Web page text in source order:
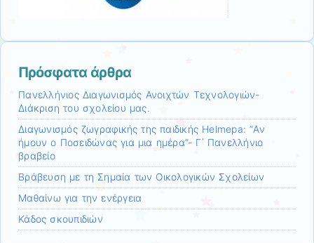
Πρόσφατα άρθρα
Πανελλήνιος Διαγωνισμός Ανοιχτών Τεχνολογιών-
Διάκριση του σχολείου μας.
Διαγωνισμός ζωγραφικής της παιδικής Helmepa: “Αν
ήμουν ο Ποσειδώνας για μια ημέρα”- Γ΄ Πανελλήνιο
βραβείο
Βράβευση με τη Σημαία των Οικολογικών Σχολείων
Μαθαίνω για την ενέργεια
Κάδος σκουπιδιών